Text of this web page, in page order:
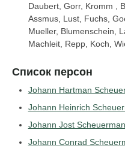
Daubert, Gorr, Kromm ,
Assmus, Lust, Fuchs,
Mueller, Blumenschein,
Machleit, Repp, Koch,
Список персон
Johann Hartman
Johann Heinrich
Johann Jost
Johann Conrad